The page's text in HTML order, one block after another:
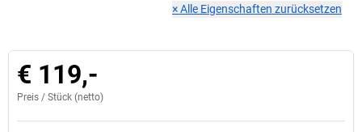
×Alle Eigenschaften zurücksetzen
€ 119,-
Preis / Stück (netto)